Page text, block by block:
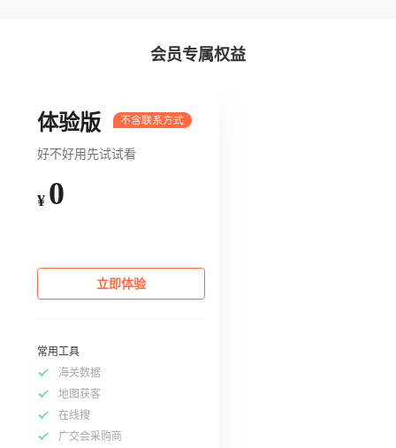
会员专属权益
体验版
好不好用先试试看
¥ 0
立即体验
常用工具
海关数据
地图获客
在线搜
广交会采购商